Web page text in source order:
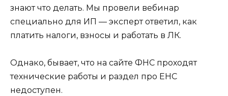
знают что делать. Мы провели вебинар
специально для ИП — эксперт ответил, как
платить налоги, взносы и работать в ЛК.
Однако, бывает, что на сайте ФНС проходят
технические работы и раздел про ЕНС
недоступен.